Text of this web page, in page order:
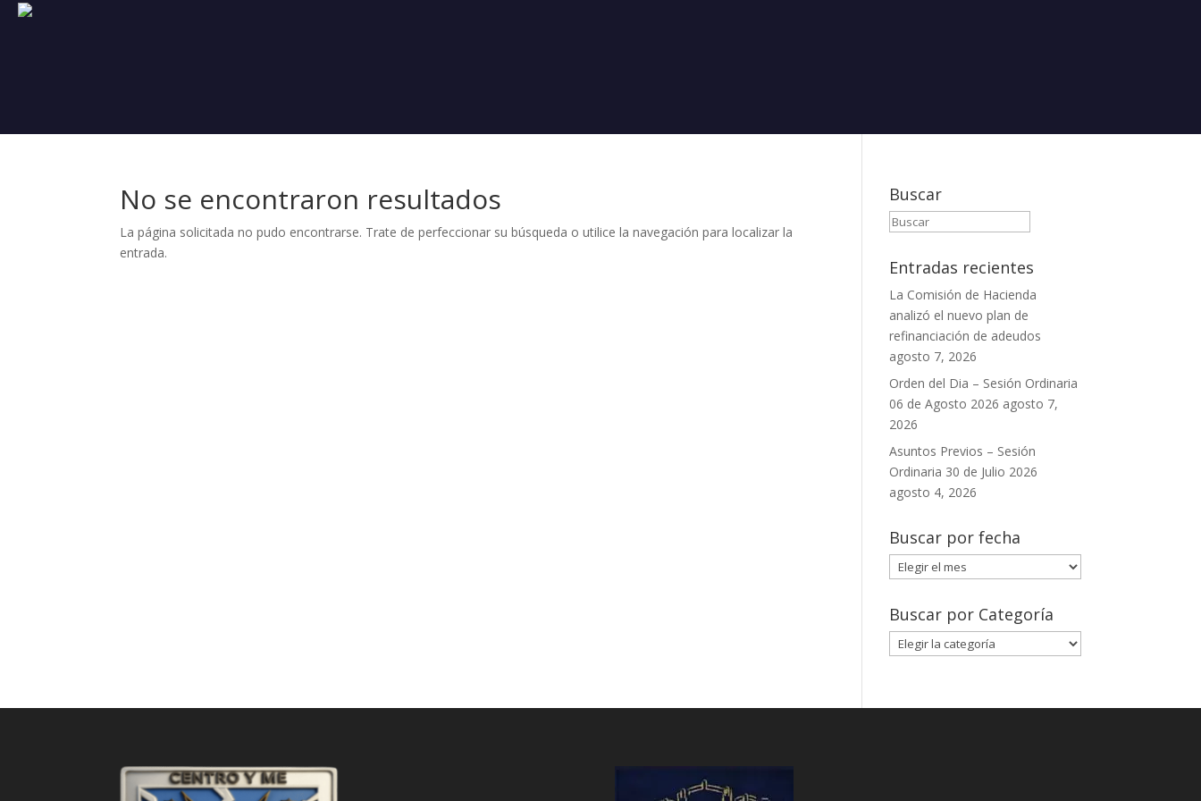
No se encontraron resultados
La página solicitada no pudo encontrarse. Trate de perfeccionar su búsqueda o utilice la navegación para localizar la
entrada.
Buscar
Entradas recientes
La Comisión de Hacienda
analizó el nuevo plan de
refinanciación de adeudos
agosto 7, 2026
Orden del Dia – Sesión Ordinaria
06 de Agosto 2026 agosto 7,
2026
Asuntos Previos – Sesión
Ordinaria 30 de Julio 2026
agosto 4, 2026
Buscar por fecha
Buscar
por
fecha
Buscar por Categoría
Buscar
por